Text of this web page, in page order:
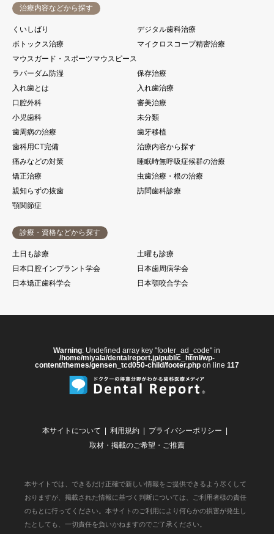
治療内容などから探す
くいしばり
デジタル歯科治療
ボトックス治療
マイクロスコープ精密治療
マウスガード・スポーツマウスピース
ラバーダム防湿
保存治療
入れ歯とは
入れ歯治療
口腔外科
審美治療
小児歯科
未分類
歯周病の治療
歯牙移植
歯科用CT完備
治療内容から探す
痛みなどの対策
睡眠時無呼吸症候群の治療
矯正治療
虫歯治療・根の治療
親知らずの抜歯
訪問歯科診療
顎関節症
診療・資格などから探す
土日も診療
土曜も診療
日本口腔インプラント学会
日本歯周病学会
日本矯正歯科学会
日本顎咬合学会
Warning: Undefined array key "footer_ad_code" in
/home/miyala/dentalreport.jp/public_html/wp-
content/themes/gensen_tcd050-child/footer.php on line 117
本サイトについて 利用規約
プライバシーポリシー
取材・掲載のご希望・ご推薦
本サイトでは、できるだけ正確で新しい情報をご提供できるよう尽くして
おりますが、掲載された情報に基づく判断については、ご利用者様の責任
のもとに行ってください。本サイトのご利用により何らかの損害が発生し
たとしても、一切責任を負いかねますのでご了承ください。